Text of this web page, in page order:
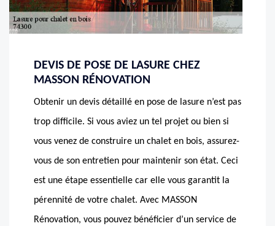
DEVIS DE POSE DE LASURE CHEZ
MASSON RÉNOVATION
Obtenir un devis détaillé en pose de lasure n’est pas
trop difficile. Si vous aviez un tel projet ou bien si
vous venez de construire un chalet en bois, assurez-
vous de son entretien pour maintenir son état. Ceci
est une étape essentielle car elle vous garantit la
pérennité de votre chalet. Avec MASSON
Rénovation, vous pouvez bénéficier d’un service de